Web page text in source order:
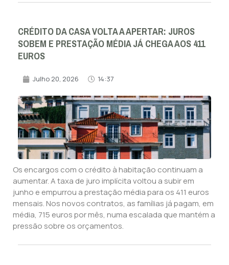
CRÉDITO DA CASA VOLTA A APERTAR: JUROS
SOBEM E PRESTAÇÃO MÉDIA JÁ CHEGA AOS 411
EUROS
Julho 20, 2026 14:37
Os encargos com o crédito à habitação continuam a
aumentar. A taxa de juro implícita voltou a subir em
junho e empurrou a prestação média para os 411 euros
mensais. Nos novos contratos, as famílias já pagam, em
média, 715 euros por mês, numa escalada que mantém a
pressão sobre os orçamentos.